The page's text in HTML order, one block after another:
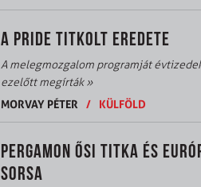
A PRIDE TITKOLT EREDETE
A melegmozgalom programját
ezelőtt megírták»
MORVAY PÉTER
/ KÜLFÖLD
PERGAMON ŐSI TITKA ÉS
SORSA